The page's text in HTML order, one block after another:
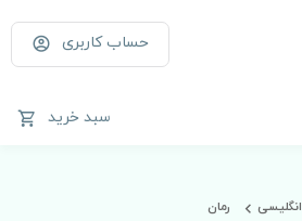
حساب کاربری
سبد خرید
انگلیسی رمان